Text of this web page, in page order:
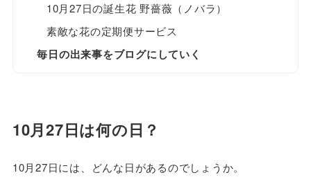
10月27日の誕生花 野薔薇（ノバラ）
素敵な花の定期便サービス
毎日の出来事をブログにしていく
10月27日は何の日？
10月27日には、どんな日があるのでしょうか。